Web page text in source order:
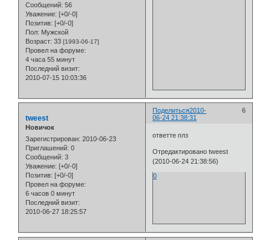
Сообщений: 56
Уважение: [+0/-0]
Позитив: [+0/-0]
Пол: Мужской
Возраст: 33 [1993-06-17]
Провел на форуме:
4 часа 55 минут
Последний визит:
2010-07-15 10:03:36
Поделиться 6
2010-
06-24 21:38:31
tweest
Новичок
Зарегистрирован: 2010-06-23
Приглашений: 0
Сообщений: 3
Уважение: [+0/-0]
Позитив: [+0/-0]
Провел на форуме:
6 часов 0 минут
Последний визит:
2010-06-27 18:25:57
ответте плз
Отредактировано tweest
(2010-06-24 21:38:56)
0